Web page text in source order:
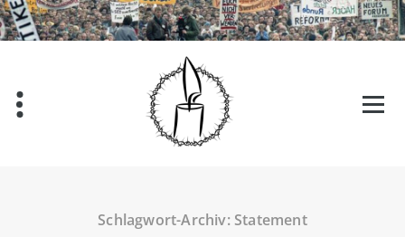
Schlagwort-Archiv: Statement